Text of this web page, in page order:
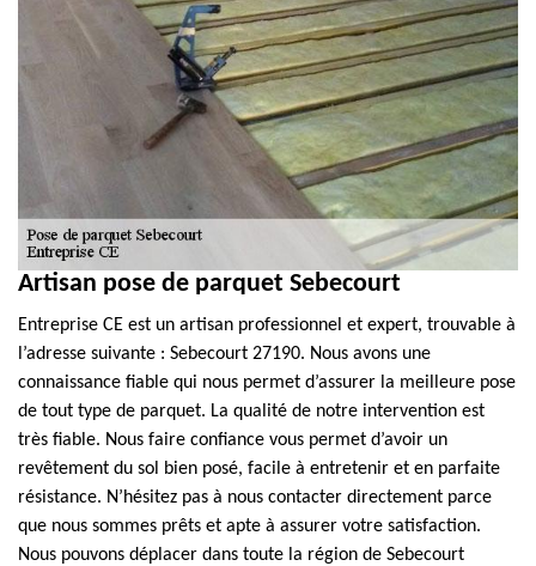
Artisan pose de parquet Sebecourt
Entreprise CE est un artisan professionnel et expert, trouvable à
l’adresse suivante : Sebecourt 27190. Nous avons une
connaissance fiable qui nous permet d’assurer la meilleure pose
de tout type de parquet. La qualité de notre intervention est
très fiable. Nous faire confiance vous permet d’avoir un
revêtement du sol bien posé, facile à entretenir et en parfaite
résistance. N’hésitez pas à nous contacter directement parce
que nous sommes prêts et apte à assurer votre satisfaction.
Nous pouvons déplacer dans toute la région de Sebecourt